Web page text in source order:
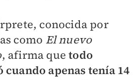
conocida por
como El nuevo
, afirma quetodo
cuando apenas tenía 14